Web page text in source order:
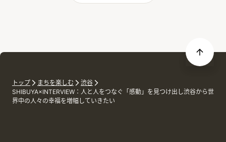
トップ まちを楽しむ
渋谷
SHIBUYA×INTERVIEW：人と人をつなぐ「感動」を見つけ出し渋谷から世
界中の人々の幸福を増幅していきたい